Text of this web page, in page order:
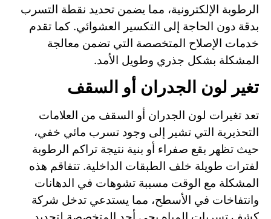
الرطوبة الإلكترونية، مما يضمن تحديد نقطة التسرب
بدقة دون الحاجة إلى التكسير العشوائي. كما تقدم
خدمات الإصلاح المتخصصة التي تضمن معالجة
المشكلة بشكل جذري وطويل الأمد.
تغير لون الجدران أو السقف
تعد تغيرات لون الجدران أو السقف من العلامات
التحذيرية التي تشير إلى وجود تسرب مائي خفي،
حيث تظهر بقع صفراء أو بنية نتيجة تراكم الرطوبة
لفترات طويلة خلف الطبقات الداخلية. تتفاقم هذه
المشكلة مع الوقت مسببة تشوهات في الدهانات
وانتفاخات في الأسطح، مما يستدعي تدخل شركة